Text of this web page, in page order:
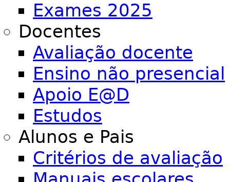
Exames 2025
Docentes
Avaliação docente
Ensino não presencial
Apoio E@D
Estudos
Alunos e Pais
Critérios de avaliação